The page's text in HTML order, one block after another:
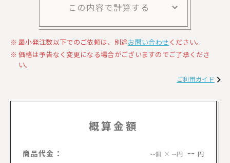
この内容で計算する
最小発注数以下でのご依頼は、別途お問い合わせください。
価格は予告なく変更になる場合がございますのでご了承くださ
い。
ご利用ガイド
概算金額
商品代金： --個 × --円 -- 円